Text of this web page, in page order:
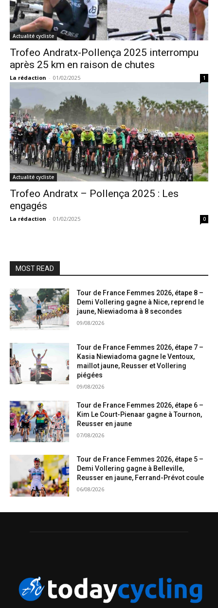
Actualité cycliste
Trofeo Andratx-Pollença 2025 interrompu
après 25 km en raison de chutes
La rédaction - 01/02/2025 1
Actualité cycliste
Trofeo Andratx – Pollença 2025 : Les
engagés
La rédaction - 01/02/2025 0
MOST READ
Tour de France Femmes 2026, étape 8 –
Demi Vollering gagne à Nice, reprend le
jaune, Niewiadoma à 8 secondes
09/08/2026
Tour de France Femmes 2026, étape 7 –
Kasia Niewiadoma gagne le Ventoux,
maillot jaune, Reusser et Vollering
piégées
09/08/2026
Tour de France Femmes 2026, étape 6 –
Kim Le Court-Pienaar gagne à Tournon,
Reusser en jaune
07/08/2026
Tour de France Femmes 2026, étape 5 –
Demi Vollering gagne à Belleville,
Reusser en jaune, Ferrand-Prévot coule
06/08/2026